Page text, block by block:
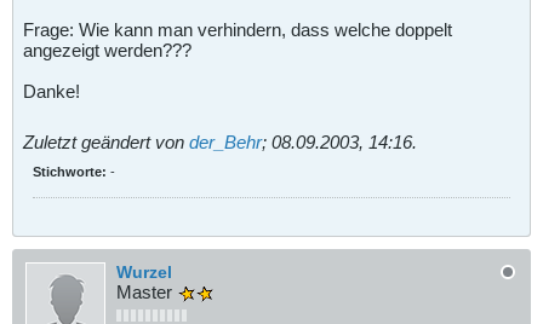
Frage: Wie kann man verhindern, dass welche doppelt
angezeigt werden???
Danke!
Zuletzt geändert von der_Behr; 08.09.2003, 14:16.
Stichworte: -
Wurzel
Master